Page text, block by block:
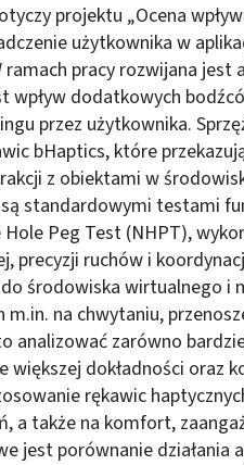
projektu „Ocena
użytkownika w
ramach pracy rozwijana
wpływ dodatkowych
przez użytkownika.
bHaptics, które
z obiektami w
standardowymi testami
Peg Test (NHPT),
precyzji ruchów i
do środowiska wirtualnego i
m.in. na chwytaniu,
analizować zarówno
większej dokładności oraz
rękawic
a także na komfort,
jest porównanie działania